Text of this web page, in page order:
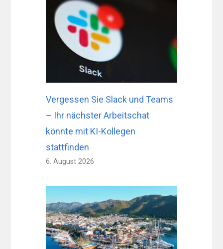
Vergessen Sie Slack und Teams
– Ihr nächster Arbeitschat
könnte mit KI-Kollegen
stattfinden
6. August 2026